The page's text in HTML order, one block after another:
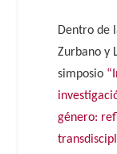
Dentro de
Zurbano y
simposio
género: